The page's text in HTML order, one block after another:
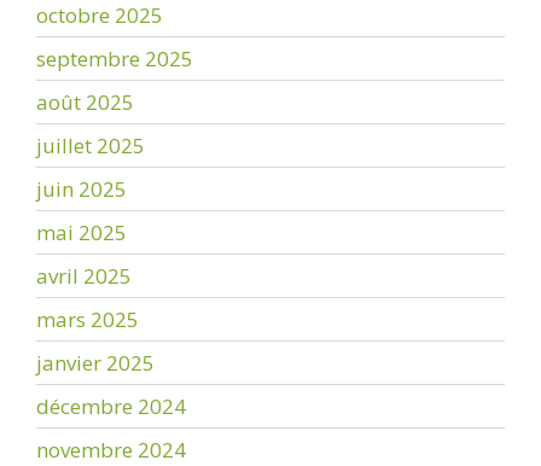
octobre 2025
septembre 2025
août 2025
juillet 2025
juin 2025
mai 2025
avril 2025
mars 2025
janvier 2025
décembre 2024
novembre 2024